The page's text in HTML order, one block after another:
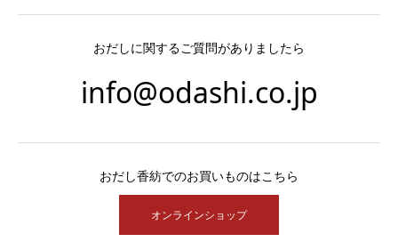
おだしに関するご質問がありましたら
info@odashi.co.jp
おだし香紡でのお買いものはこちら
オンラインショップ